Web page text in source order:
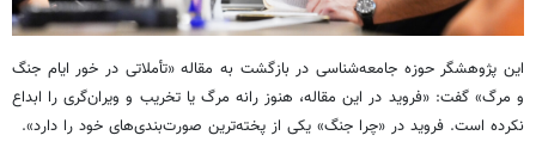
این پژوهشگر حوزه جامعه‌شناسی در بازگشت به مقاله «تأملاتی در خور ایام جنگ
و مرگ» گفت: «فروید در این مقاله، هنوز رانه مرگ یا تخریب و ویران‌گری را ابداع
نکرده است. فروید در «چرا جنگ» یکی از پخته‌ترین صورت‌بندی‌های خود را دارد».